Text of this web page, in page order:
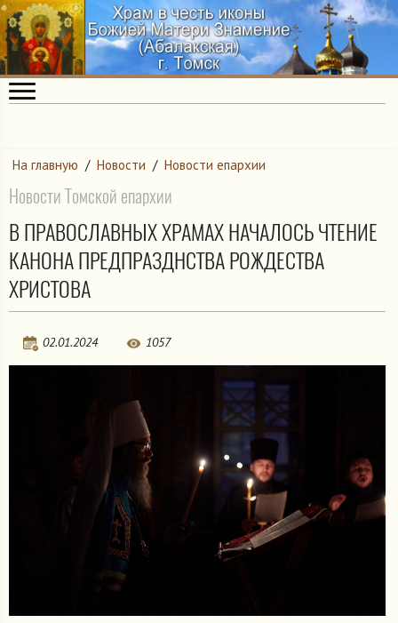
На главную / Новости / Новости епархии
Новости Томской епархии
В ПРАВОСЛАВНЫХ ХРАМАХ НАЧАЛОСЬ ЧТЕНИЕ
КАНОНА ПРЕДПРАЗДНСТВА РОЖДЕСТВА
ХРИСТОВА
02.01.2024 1057